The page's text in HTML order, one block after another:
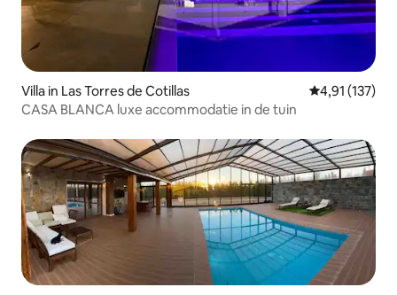
Villa in Las Torres de Cotillas Gemiddelde
4,91 (137)
CASA BLANCA luxe accommodatie in de tuin